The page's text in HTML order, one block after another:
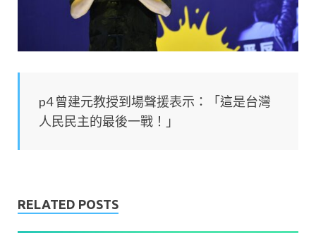
p4 曾建元教授到場聲援表示：「這是台灣
人民民主的最後一戰！」
RELATED POSTS